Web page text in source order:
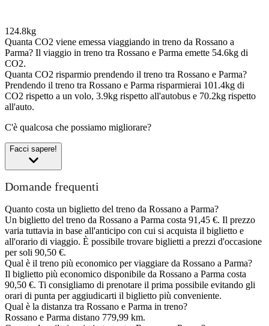
124.8kg
Quanta CO2 viene emessa viaggiando in treno da Rossano a
Parma? Il viaggio in treno tra Rossano e Parma emette 54.6kg di
CO2.
Quanta CO2 risparmio prendendo il treno tra Rossano e Parma?
Prendendo il treno tra Rossano e Parma risparmierai 101.4kg di
CO2 rispetto a un volo, 3.9kg rispetto all'autobus e 70.2kg rispetto
all'auto.
C'è qualcosa che possiamo migliorare?
Facci sapere!
Domande frequenti
Quanto costa un biglietto del treno da Rossano a Parma?
Un biglietto del treno da Rossano a Parma costa 91,45 €. Il prezzo
varia tuttavia in base all'anticipo con cui si acquista il biglietto e
all'orario di viaggio. È possibile trovare biglietti a prezzi d'occasione
per soli 90,50 €.
Qual è il treno più economico per viaggiare da Rossano a Parma?
Il biglietto più economico disponibile da Rossano a Parma costa
90,50 €. Ti consigliamo di prenotare il prima possibile evitando gli
orari di punta per aggiudicarti il biglietto più conveniente.
Qual è la distanza tra Rossano e Parma in treno?
Rossano e Parma distano 779,99 km.